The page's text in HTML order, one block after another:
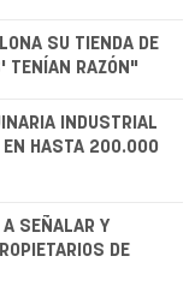
SU TIENDA DE
TENÍAN RAZÓN"
INDUSTRIAL
EN HASTA 200.000
A SEÑALAR Y
DE